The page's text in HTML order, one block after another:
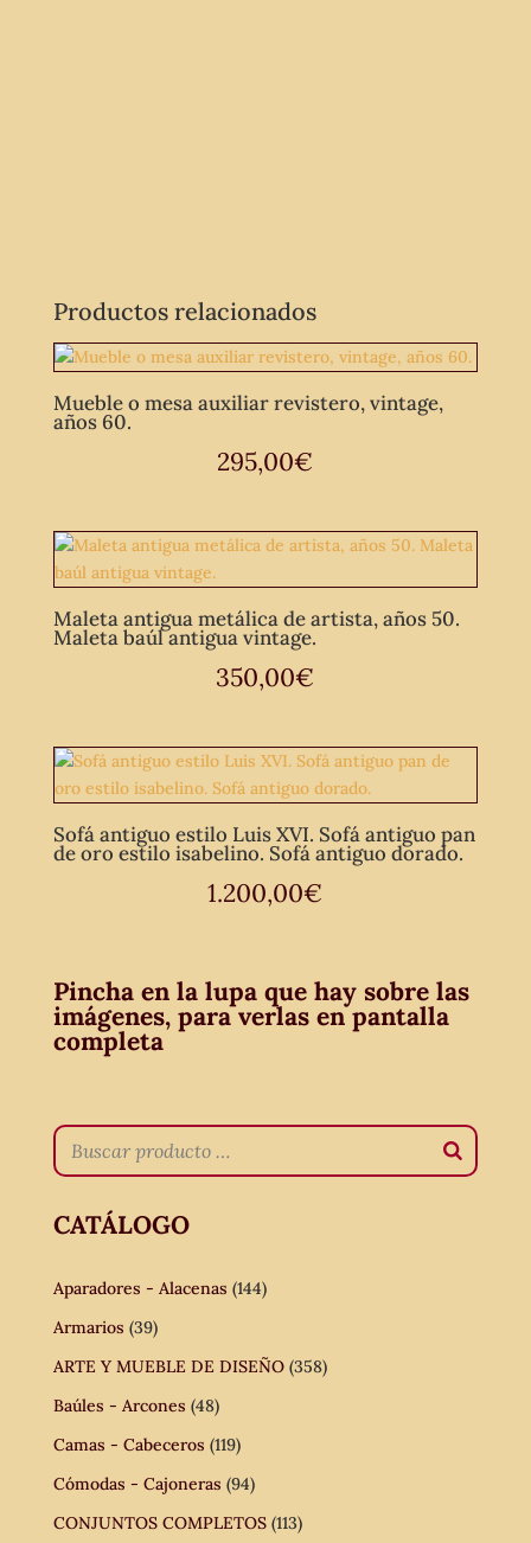
Productos relacionados
Mueble o mesa auxiliar revistero, vintage,
años 60.
295,00€
Maleta antigua metálica de artista, años 50.
Maleta baúl antigua vintage.
350,00€
Sofá antiguo estilo Luis XVI. Sofá antiguo pan
de oro estilo isabelino. Sofá antiguo dorado.
1.200,00€
Pincha en la lupa que hay sobre las
imágenes, para verlas en pantalla
completa
CATÁLOGO
Aparadores - Alacenas (144)
Armarios (39)
ARTE Y MUEBLE DE DISEÑO (358)
Baúles - Arcones (48)
Camas - Cabeceros (119)
Cómodas - Cajoneras (94)
CONJUNTOS COMPLETOS (113)